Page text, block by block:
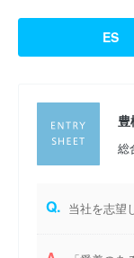
ES
総
Q. 当社を志望